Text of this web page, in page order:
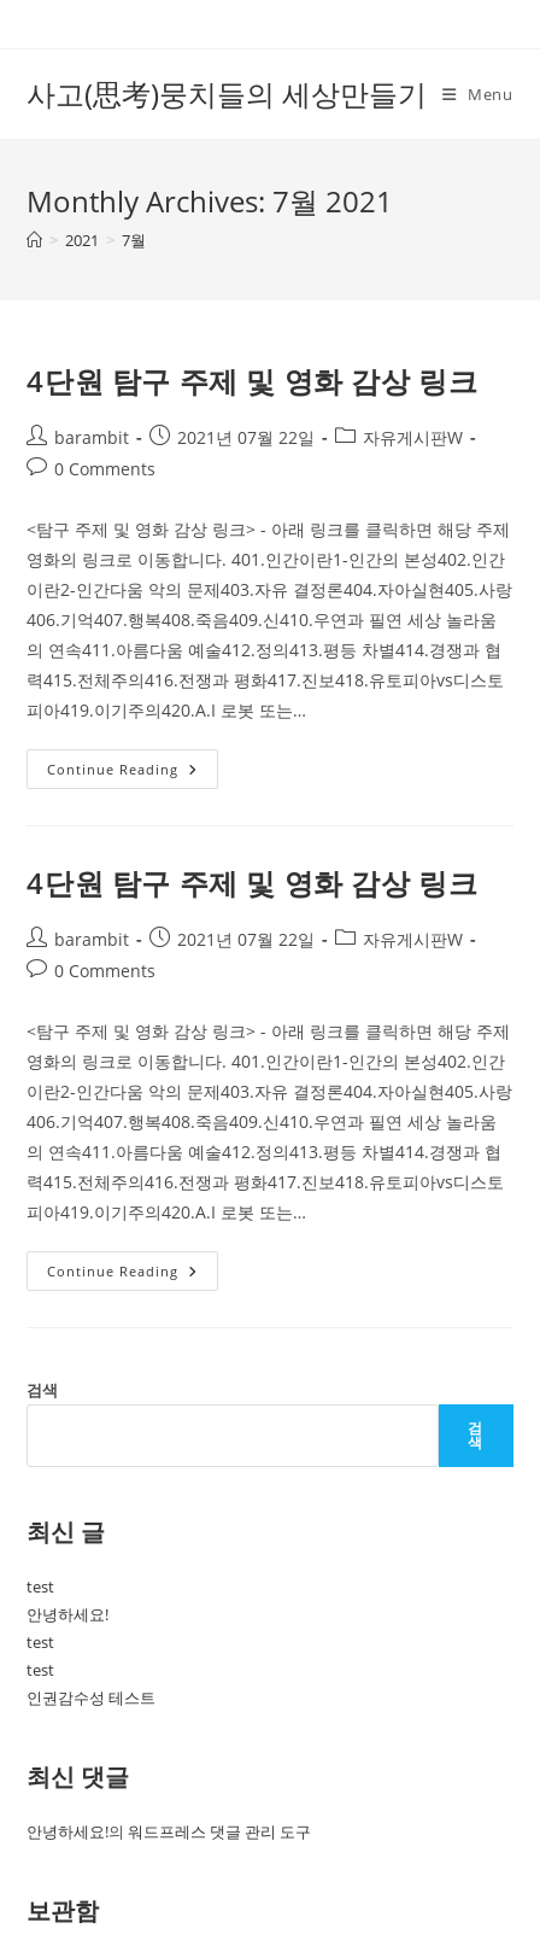
사고(思考)뭉치들의 세상만들기 Menu
Monthly Archives: 7월 2021
> 2021 > 7월
4단원 탐구 주제 및 영화 감상 링크
Post
author:
barambit
Post
published:
2021년 07월 22일
Post자유게시판W
Post0 Comments
<탐구 주제 및 영화 감상 링크> - 아래 링크를 클릭하면 해당 주제
영화의 링크로 이동합니다. 401.인간이란1-인간의 본성402.인간
이란2-인간다움 악의 문제403.자유 결정론404.자아실현405.사랑
406.기억407.행복408.죽음409.신410.우연과 필연 세상 놀라움
의 연속411.아름다움 예술412.정의413.평등 차별414.경쟁과 협
력415.전체주의416.전쟁과 평화417.진보418.유토피아vs디스토
피아419.이기주의420.A.I 로봇 또는…
Continue Reading
단
제
및
영
감
4단원 탐구 주제 및 영화 감상 링크
Post
author:
barambit
Post
published:
2021년 07월 22일
Post자유게시판W
Post0 Comments
<탐구 주제 및 영화 감상 링크> - 아래 링크를 클릭하면 해당 주제
영화의 링크로 이동합니다. 401.인간이란1-인간의 본성402.인간
이란2-인간다움 악의 문제403.자유 결정론404.자아실현405.사랑
406.기억407.행복408.죽음409.신410.우연과 필연 세상 놀라움
의 연속411.아름다움 예술412.정의413.평등 차별414.경쟁과 협
력415.전체주의416.전쟁과 평화417.진보418.유토피아vs디스토
피아419.이기주의420.A.I 로봇 또는…
Continue Reading
단
영
링
검색
검
색
최신 글
test
안녕하세요!
test
test
인권감수성 테스트
최신 댓글
안녕하세요!의워드프레스 댓글 관리 도구
보관함